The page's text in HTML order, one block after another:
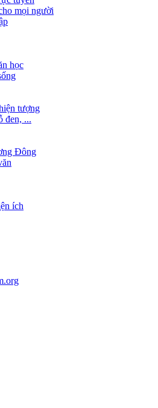
mọi người
học
tượng
đen, ...
Đông
ích